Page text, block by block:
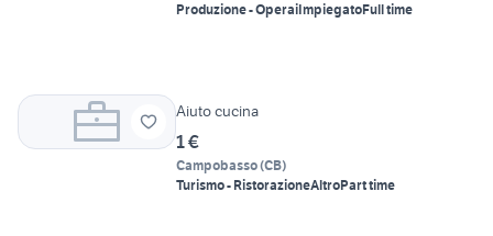
Produzione - OperaiImpiegatoFull time
Aiuto cucina
1 €
Campobasso(CB)
Turismo - RistorazioneAltroPart time